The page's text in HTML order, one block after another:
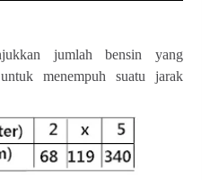
jumlah bensin yang
menempuh suatu jarak